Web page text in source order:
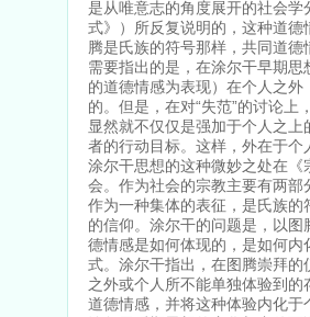
是从唯意志的角度展开的社会
式》）所反复说明的，这种道德
腾是氏族的符号那样，共同道
需要指出的是，在涂尔干早期
的道德情感为表现）在个人之
的。但是，在对“失范”的讨论
显然就不仅仅是强加于个人之
者的行动目标。这样，外在于个
涂尔干思想的这种微妙之处在
会。作为社会的宗教主要有两
作为一种集体的表征，是氏族
的信仰。涂尔干的问题是，以
德情感是如何体现的，是如何
式。涂尔干指出，在图腾崇拜
之外或个人所不能单独体验到
道德情感，并将这种体验内化